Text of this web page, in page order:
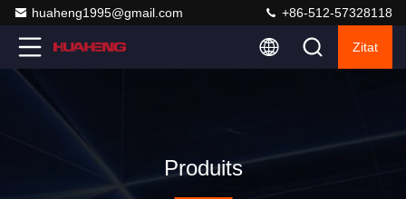
huaheng1995@gmail.com +86-512-57328118
Zitat
Produits